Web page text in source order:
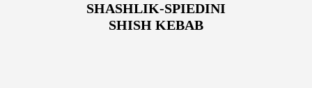
SHASHLIK-SPIEDINI
SHISH KEBAB